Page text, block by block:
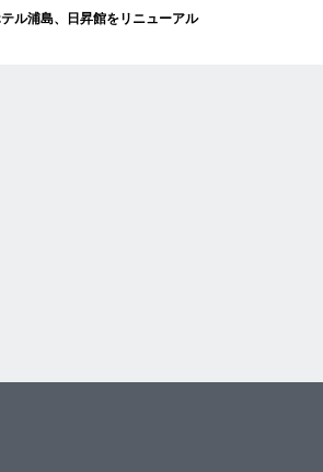
ル浦島、日昇館をリニューアル